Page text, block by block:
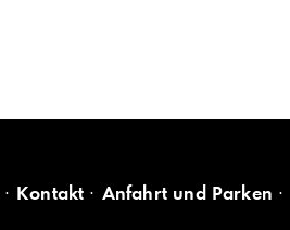
Kontakt Anfahrt und Parken